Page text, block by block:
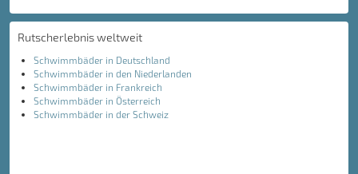
Rutscherlebnis weltweit
Schwimmbäder in Deutschland
Schwimmbäder in den Niederlanden
Schwimmbäder in Frankreich
Schwimmbäder in Österreich
Schwimmbäder in der Schweiz